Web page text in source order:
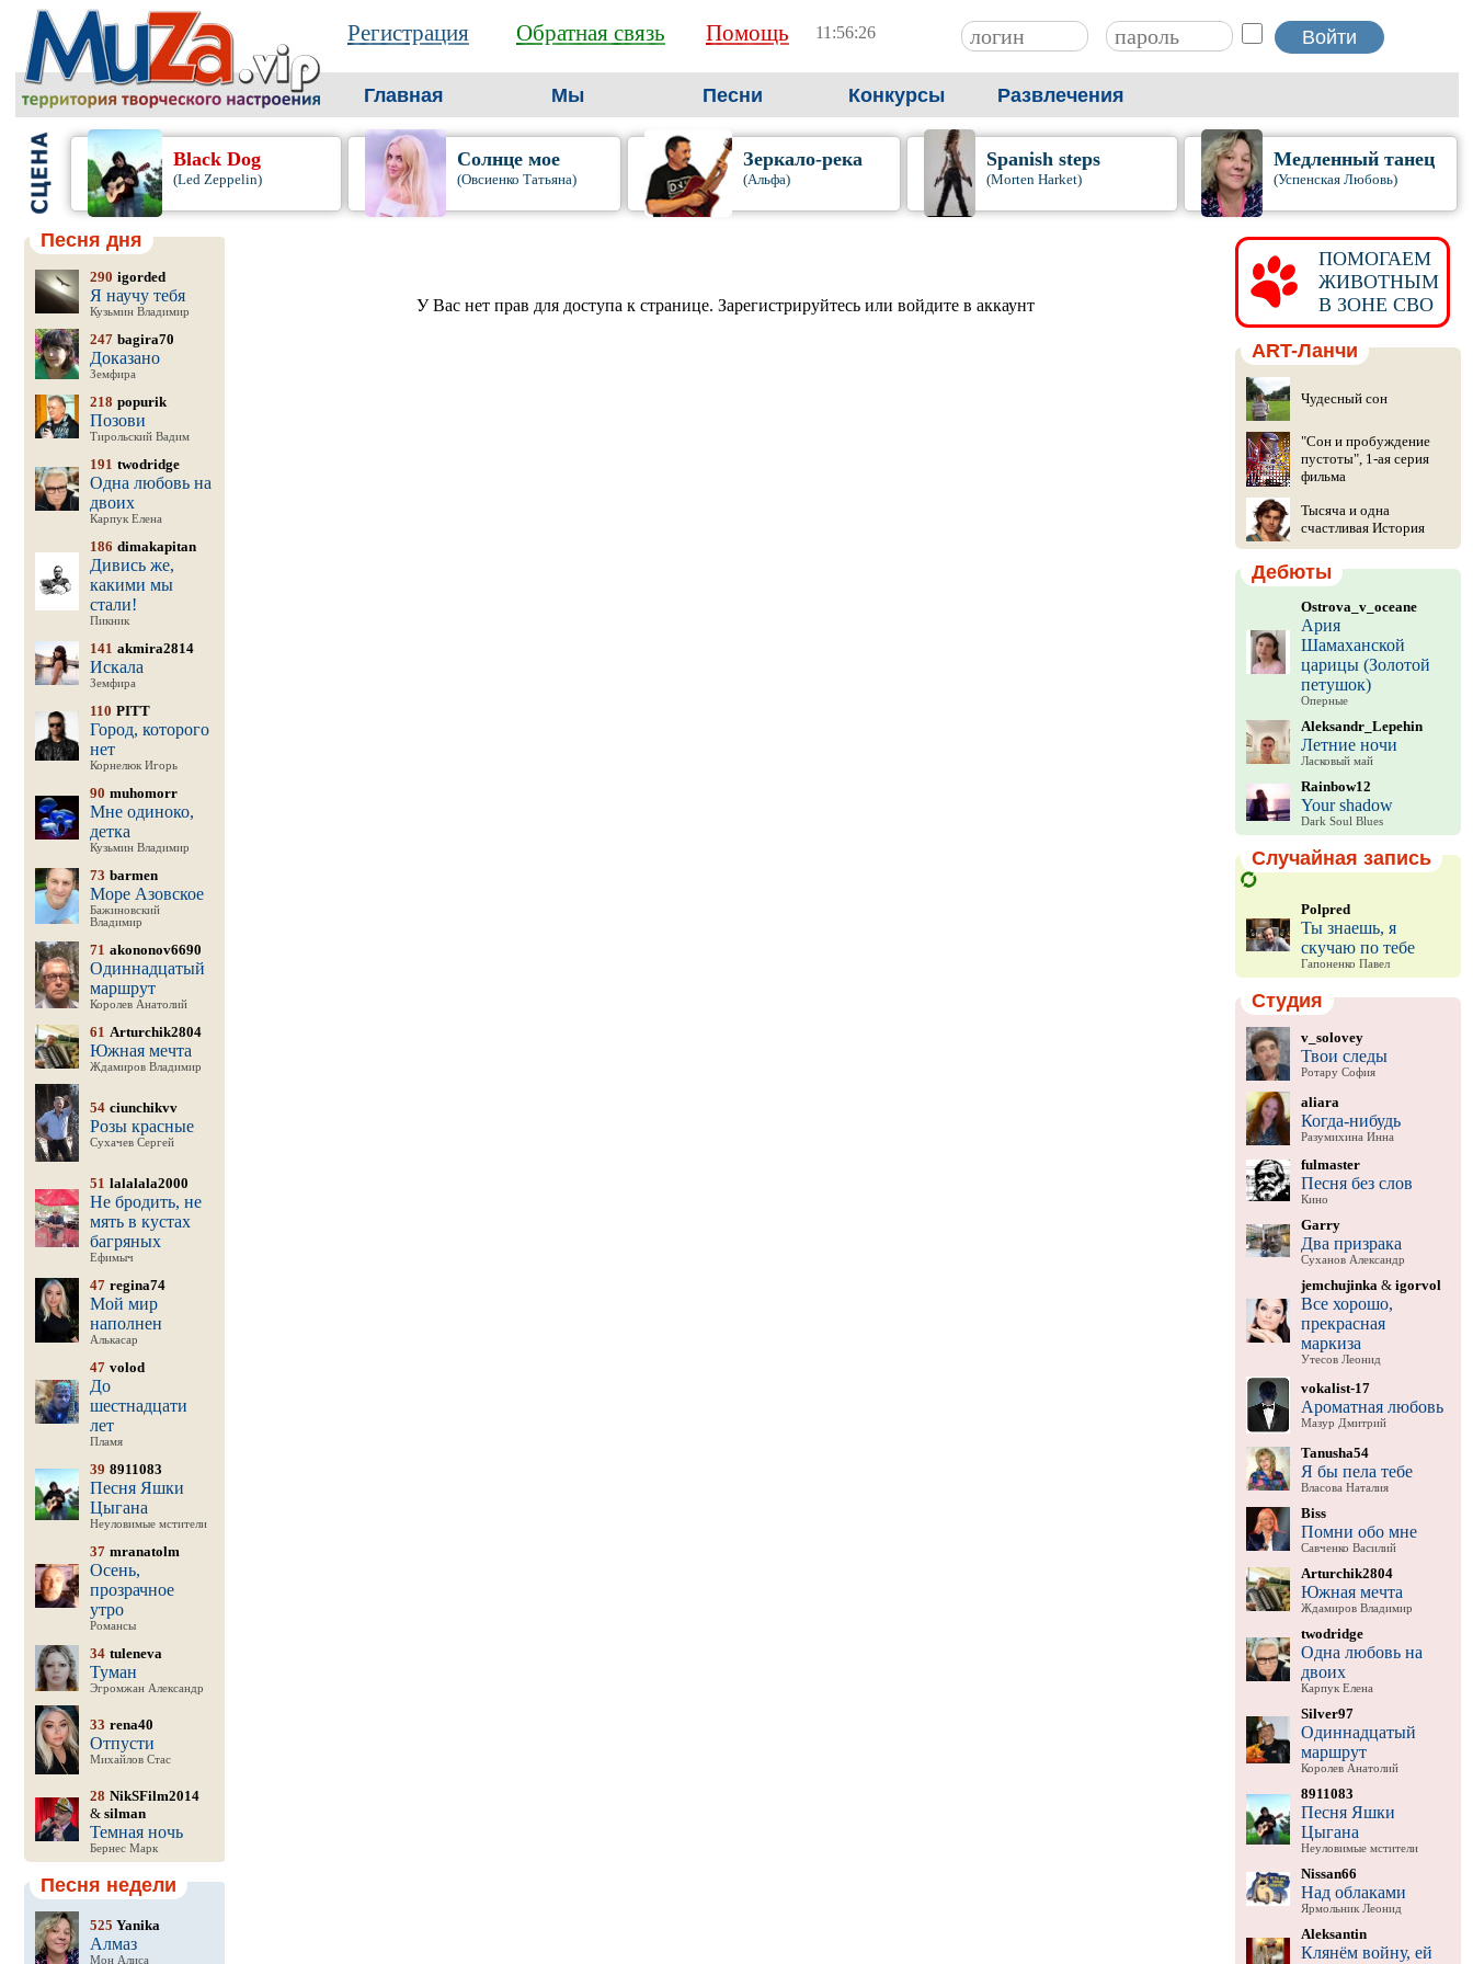
Регистрация Обратная связь Помощь 11:56:26
Главная Мы Песни Конкурсы Развлечения
Black Dog
(Led Zeppelin)
Солнце мое
(Овсиенко Татьяна)
Зеркало-река
(Альфа)
Spanish steps
(Morten Harket)
Медленный танец
(Успенская Любовь)
Песня дня
290 igorded
Я научу тебя
Кузьмин Владимир
247 bagira70
Доказано
Земфира
218 popurik
Позови
Тирольский Вадим
191 twodridge
Одна любовь на
двоих
Карпук Елена
186 dimakapitan
Дивись же,
какими мы
стали!
Пикник
141 akmira2814
Искала
Земфира
110 PITT
Город, которого
нет
Корнелюк Игорь
90 muhomorr
Мне одиноко,
детка
Кузьмин Владимир
73 barmen
Море Азовское
Бажиновский
Владимир
71 akononov6690
Одиннадцатый
маршрут
Королев Анатолий
61 Arturchik2804
Южная мечта
Ждамиров Владимир
54 ciunchikvv
Розы красные
Сухачев Сергей
51 lalalala2000
Не бродить, не
мять в кустах
багряных
Ефимыч
47 regina74
Мой мир
наполнен
Алькасар
47 volod
До
шестнадцати
лет
Пламя
39 8911083
Песня Яшки
Цыгана
Неуловимые мстители
37 mranatolm
Осень,
прозрачное
утро
Романсы
34 tuleneva
Туман
Эгромжан Александр
33 rena40
Отпусти
Михайлов Стас
28 NikSFilm2014
& silman
Темная ночь
Бернес Марк
Песня недели
525 Yanika
Алмаз
Мон Алиса
У Вас нет прав для доступа к странице. Зарегистрируйтесь или войдите в аккаунт
ПОМОГАЕМ
ЖИВОТНЫМ
В ЗОНЕ СВО
ART-Ланчи
Чудесный сон
"Сон и пробуждение
пустоты", 1-ая серия
фильма
Тысяча и одна
счастливая История
Дебюты
Ostrova_v_oceane
Ария
Шамаханской
царицы (Золотой
петушок)
Оперные
Aleksandr_Lepehin
Летние ночи
Ласковый май
Rainbow12
Your shadow
Dark Soul Blues
Случайная запись
Polpred
Ты знаешь, я
скучаю по тебе
Гапоненко Павел
Студия
v_solovey
Твои следы
Ротару София
aliara
Когда-нибудь
Разумихина Инна
fulmaster
Песня без слов
Кино
Garry
Два призрака
Суханов Александр
jemchujinka & igorvol
Все хорошо,
прекрасная
маркиза
Утесов Леонид
vokalist-17
Ароматная любовь
Мазур Дмитрий
Tanusha54
Я бы пела тебе
Власова Наталия
Biss
Помни обо мне
Савченко Василий
Arturchik2804
Южная мечта
Ждамиров Владимир
twodridge
Одна любовь на
двоих
Карпук Елена
Silver97
Одиннадцатый
маршрут
Королев Анатолий
8911083
Песня Яшки
Цыгана
Неуловимые мстители
Nissan66
Над облаками
Ярмольник Леонид
Aleksantin
Клянём войну, ей